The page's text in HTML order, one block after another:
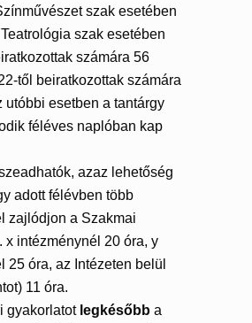
szak esetében
szak esetében
számára 56
től beiratkozottak számára
utóbbi esetben a tantárgy
féléves naplóban kap
azaz lehetőség
adott félévben több
zajlódjon a Szakmai
x intézménynél 20 óra, y
25 óra, az Intézeten belül
11 óra.
gyakorlatot legkésőbb a